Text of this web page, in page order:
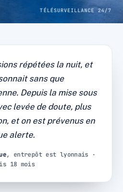
TÉLÉSURVEILLANCE 24/7
: 0
la mise sous
de doute vidéo et
installation et SAV par
sans sous-traitance.
<30s
répétées la nuit, et
sans que
Depuis la mise sous
levée de doute, plus
et on est prévenus en
alerte.
, entrepôt est lyonnais ·
18 mois